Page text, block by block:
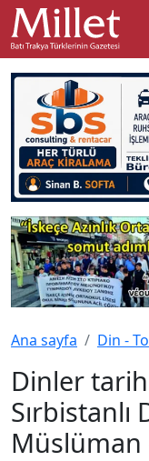
Ana sayfa Din -
Dinler
Sırbistanlı
Müslüman